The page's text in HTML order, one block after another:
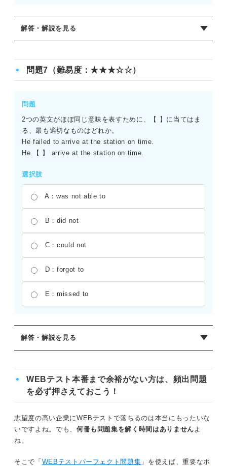
解答・解説を見る
「so as to ――」は「――するために」という目的を表
す。空欄の直後にtoがあるため、これが最も適切。「製造
viewを用いるときは、後ろがto ――ing（動名詞）の形にな
るため誤り。
問題7（難易度：★★★☆☆）
問題
2つの英文がほぼ同じ意味を表すために、【 】に当てはま
る、最も適切なものはどれか。
He failed to arrive at the station on time.
He 【 】 arrive at the station on time.
選択肢
A：was not able to
B：did not
C：could not
D：forgot to
E：missed to
解答・解説を見る
「fail to ――」は「――し損なう」「――できない」とい
う意味だが、単に「――しなかった」という事実を述べる
際にも使われる。したがって「did not」が最も近い。よく
力的に不可能だった」というニュアンスが強くなる。一方
で「fail to」は、すべきことをしなかったという事実に焦点
を当てるため、単純な否定形が最も適切である。
WEBテスト本番まで余裕がない方は、頻出問題
を必ず押さえておこう！
志望度の高い企業にWEBテストで落ちるのは本当にもったいな
いですよね。でも、 何冊も問題集を解く時間はありません よ
ね。
そこで「 WEBテストパーフェクト問題集 」を使えば、重要なポ